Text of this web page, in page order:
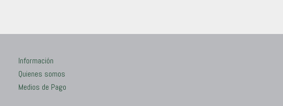
Información
Quienes somos
Medios de Pago